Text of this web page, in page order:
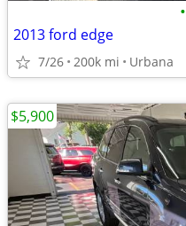
•
2013 ford edge
7/26 200k mi Urbana
$5,900